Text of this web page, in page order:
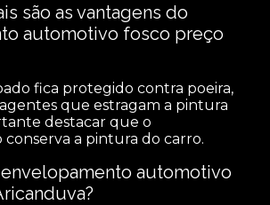
são as vantagens do
automotivo fosco preço
fica protegido contra poeira,
que estragam a pintura
destacar que o
a pintura do carro.
automotivo